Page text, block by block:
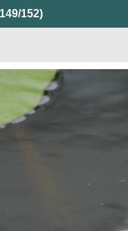
152)